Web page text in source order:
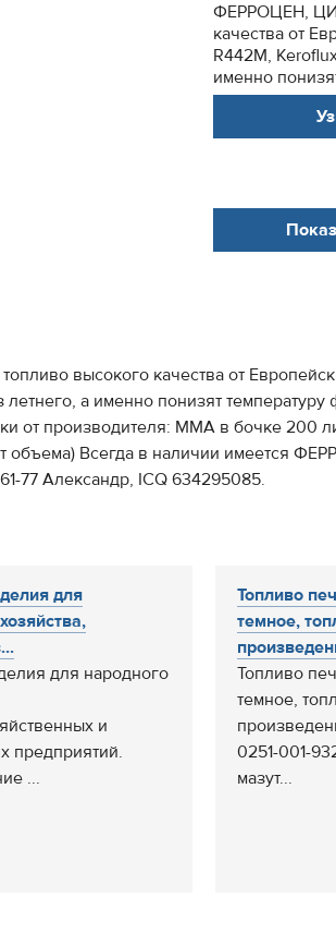
ФЕРРОЦЕН,
качества от
R442М,
именно
высокого качества от
а именно понизят
от производителя: ММА в бочке 200
объема) Всегда в наличии имеется
77 Александр, ICQ 634295085.
для
для народного
и
предприятий.
...
Топливо
темное,
Топливо
темное,
0251-001-
мазут...